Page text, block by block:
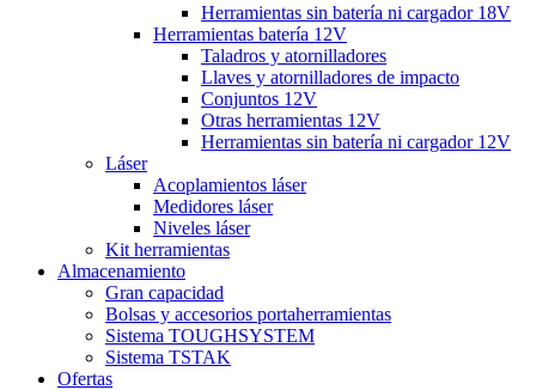
Herramientas sin batería ni cargador 18V
Herramientas batería 12V
Taladros y atornilladores
Llaves y atornilladores de impacto
Conjuntos 12V
Otras herramientas 12V
Herramientas sin batería ni cargador 12V
Láser
Acoplamientos láser
Medidores láser
Niveles láser
Kit herramientas
Almacenamiento
Gran capacidad
Bolsas y accesorios portaherramientas
Sistema TOUGHSYSTEM
Sistema TSTAK
Ofertas